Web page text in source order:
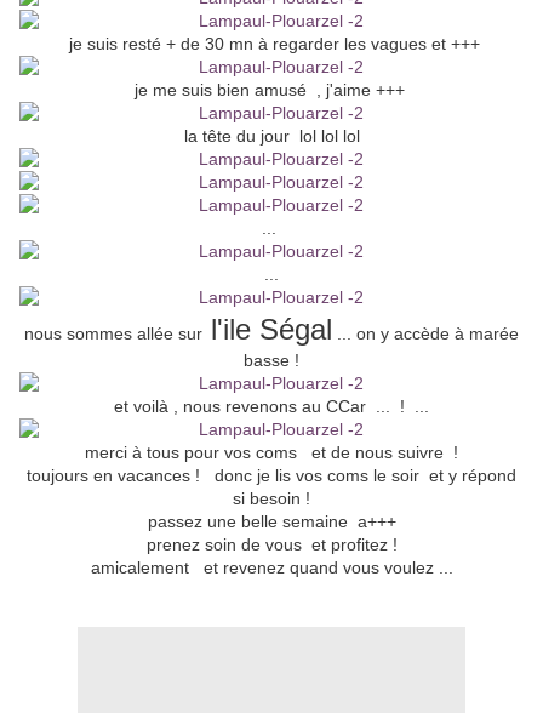
je suis resté + de 30 mn à regarder les vagues et +++
je me suis bien amusé , j'aime +++
la tête du jour lol lol lol
nous sommes allée sur l'ile Ségal ... on y accède à marée
basse !
et voilà , nous revenons au CCar ... ! ...
merci à tous pour vos coms et de nous suivre !
toujours en vacances ! donc je lis vos coms le soir et y répond
si besoin !
passez une belle semaine a+++
prenez soin de vous et profitez !
amicalement et revenez quand vous voulez ...